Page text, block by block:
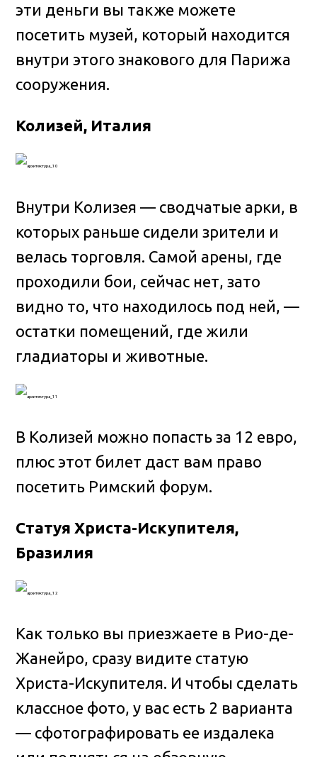
эти деньги вы также можете
посетить музей, который находится
внутри этого знакового для Парижа
сооружения.
Колизей, Италия
Внутри Колизея — сводчатые арки, в
которых раньше сидели зрители и
велась торговля. Самой арены, где
проходили бои, сейчас нет, зато
видно то, что находилось под ней, —
остатки помещений, где жили
гладиаторы и животные.
В Колизей можно попасть за 12 евро,
плюс этот билет даст вам право
посетить Римский форум.
Статуя Христа-Искупителя,
Бразилия
Как только вы приезжаете в Рио-де-
Жанейро, сразу видите статую
Христа-Искупителя. И чтобы сделать
классное фото, у вас есть 2 варианта
— сфотографировать ее издалека